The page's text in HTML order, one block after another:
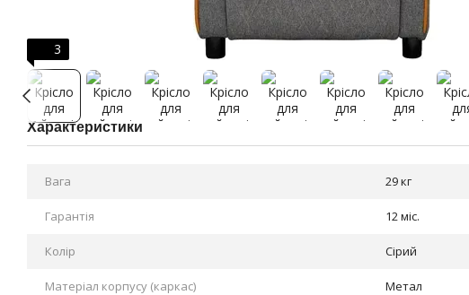
3
Характеристики
Вага 29 кг
Гарантія 12 міс.
Колір Сірий
Матеріал корпусу (каркас) Метал